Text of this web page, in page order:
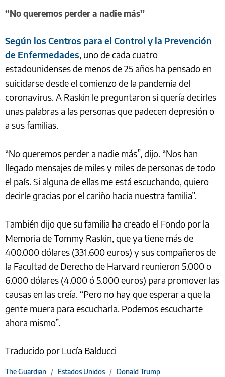
“No queremos perder a nadie más”
Según los Centros para el Control y la Prevención
de Enfermedades, uno de cada cuatro
estadounidenses de menos de 25 años ha pensado en
suicidarse desde el comienzo de la pandemia del
coronavirus. A Raskin le preguntaron si quería decirles
unas palabras a las personas que padecen depresión o
a sus familias.
“No queremos perder a nadie más”, dijo. “Nos han
llegado mensajes de miles y miles de personas de todo
el país. Si alguna de ellas me está escuchando, quiero
decirle gracias por el cariño hacia nuestra familia”.
También dijo que su familia ha creado el Fondo por la
Memoria de Tommy Raskin, que ya tiene más de
400.000 dólares (331.600 euros) y sus compañeros de
la Facultad de Derecho de Harvard reunieron 5.000 o
6.000 dólares (4.000 ó 5.000 euros) para promover las
causas en las creía. “Pero no hay que esperar a que la
gente muera para escucharla. Podemos escucharte
ahora mismo”.
Traducido por Lucía Balducci
The Guardian / Estados Unidos / Donald Trump